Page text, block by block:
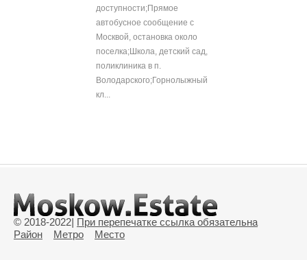
доступности;Прямое
автобусное сообщение с
Москвой, остановка около
поселка;Школа, детский сад,
поликлиника в п.
Володарского;Горнолыжный
кл...
© 2018-2022| При перепечатке ссылка обязательна
Район
Метро Место